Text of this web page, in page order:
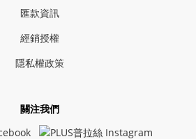
匯款資訊
經銷授權
隱私權政策
關注我們